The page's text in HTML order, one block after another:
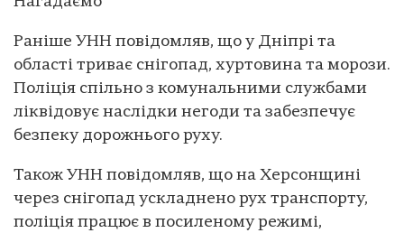
Раніше УНН повідомляв, що у Дніпрі та
області триває снігопад, хуртовина та морози.
Поліція спільно з комунальними службами
ліквідовує наслідки негоди та забезпечує
безпеку дорожнього руху.
Також УНН повідомляв, що на Херсонщині
через снігопад ускладнено рух транспорту,
поліція працює в посиленому режимі,